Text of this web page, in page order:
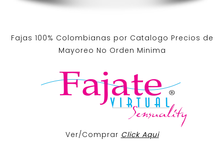
Fajas 100% Colombianas por Catalogo Precios de
Mayoreo No Orden Minima
Ver/Comprar Click Aqui